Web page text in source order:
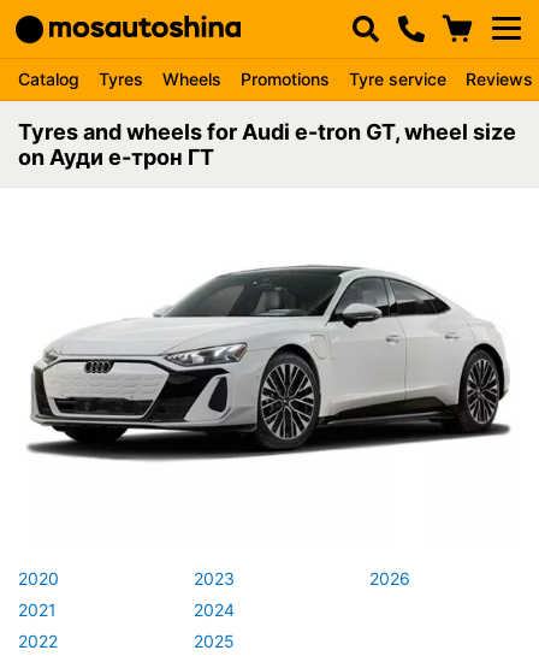
Catalog Tyres Wheels Promotions Tyre service Reviews
Tyres and wheels for Audi e-tron GT, wheel size
on Ауди е-трон ГТ
2020
2021
2022
2023
2024
2025
2026